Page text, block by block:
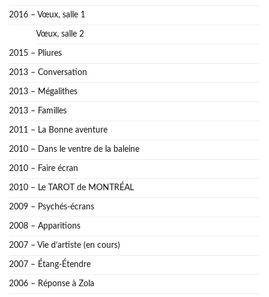
2016 – Vœux, salle 1
Vœux, salle 2
2015 – Pliures
2013 – Conversation
2013 – Mégalithes
2013 – Familles
2011 – La Bonne aventure
2010 – Dans le ventre de la baleine
2010 – Faire écran
2010 – Le TAROT de MONTRÉAL
2009 – Psychés-écrans
2008 – Apparitions
2007 – Vie d’artiste (en cours)
2007 – Étang-Étendre
2006 – Réponse à Zola